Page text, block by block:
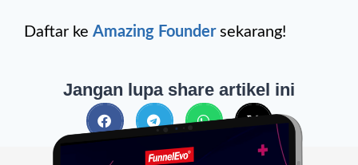
Daftar ke Amazing Foundersekarang!
Jangan lupa share artikel ini